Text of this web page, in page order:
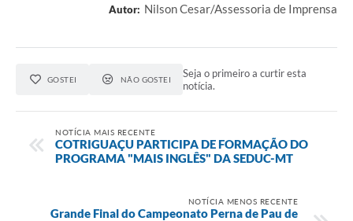
Autor: Nilson Cesar/Assessoria de Imprensa
GOSTEI NÃO GOSTEI
Seja o primeiro a curtir esta
notícia.
NOTÍCIA MAIS RECENTE
COTRIGUAÇU PARTICIPA DE FORMAÇÃO DO
PROGRAMA "MAIS INGLÊS" DA SEDUC-MT
NOTÍCIA MENOS RECENTE
Grande Final do Campeonato Perna de Pau de